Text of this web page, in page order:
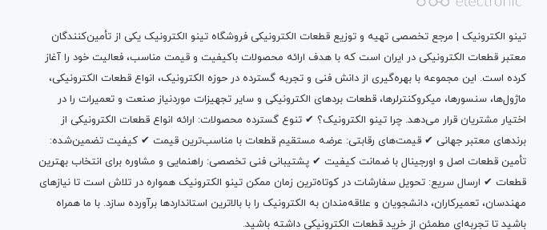
تینو الکترونیک | مرجع تخصصی تهیه و توزیع قطعات الکترونیکی فروشگاه تینو الکترونیک یکی از تأمین‌کنندگان
معتبر قطعات الکترونیکی در ایران است که با هدف ارائه محصولات باکیفیت و قیمت مناسب، فعالیت خود را آغاز
کرده است. این مجموعه با بهره‌گیری از دانش فنی و تجربه گسترده در حوزه الکترونیک، انواع قطعات الکترونیکی،
ماژول‌ها، سنسورها، میکروکنترلرها، قطعات بردهای الکترونیکی و سایر تجهیزات موردنیاز صنعت و تعمیرات را در
اختیار مشتریان قرار می‌دهد. چرا تینو الکترونیک؟ ✔ تنوع گسترده محصولات: ارائه انواع قطعات الکترونیکی از
برندهای معتبر جهانی ✔ قیمت‌های رقابتی: عرضه مستقیم قطعات با مناسب‌ترین قیمت ✔ کیفیت تضمین‌شده:
تأمین قطعات اصل و اورجینال با ضمانت کیفیت ✔ پشتیبانی فنی تخصصی: راهنمایی و مشاوره برای انتخاب بهترین
قطعات ✔ ارسال سریع: تحویل سفارشات در کوتاه‌ترین زمان ممکن تینو الکترونیک همواره در تلاش است تا نیازهای
مهندسان، تعمیرکاران، دانشجویان و علاقه‌مندان به الکترونیک را با بالاترین استانداردها برآورده سازد. با ما همراه
باشید تا تجربه‌ای مطمئن از خرید قطعات الکترونیکی داشته باشید.